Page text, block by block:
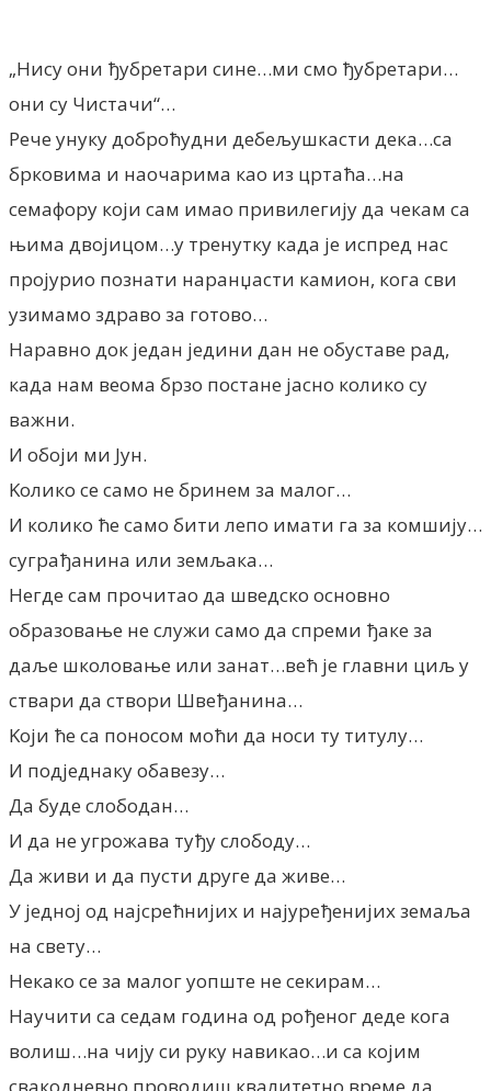
„Нису они ђубретари сине…ми смо ђубретари…
они су Чистачи“…
Рече унуку доброћудни дебељушкасти дека…са
брковима и наочарима као из цртаћа…на
семафору који сам имао привилегију да чекам са
њима двојицом…у тренутку када је испред нас
пројурио познати наранџасти камион, кога сви
узимамо здраво за готово…
Наравно док један једини дан не обуставе рад,
када нам веома брзо постане јасно колико су
важни.
И обоји ми Јун.
Kолико се само не бринем за малог…
И колико ће само бити лепо имати га за комшију…
суграђанина или земљака…
Негде сам прочитао да шведско основно
образовање не служи само да спреми ђаке за
даље школовање или занат…већ је главни циљ у
ствари да створи Швеђанина…
Kоји ће са поносом моћи да носи ту титулу…
И подједнаку обавезу…
Да буде слободан…
И да не угрожава туђу слободу…
Да живи и да пусти друге да живе…
У једној од најсрећнијих и најуређенијих земаља
на свету…
Некако се за малог уопште не секирам…
Научити са седам година од рођеног деде кога
волиш…на чију си руку навикао…и са којим
свакодневно проводиш квалитетно време да